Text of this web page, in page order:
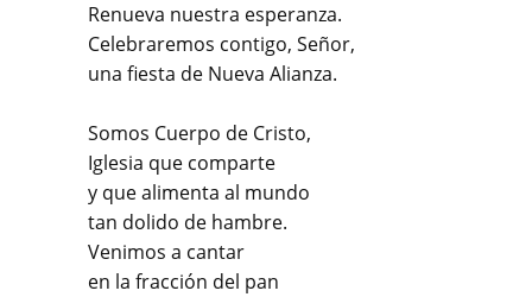
Renueva nuestra esperanza.
Celebraremos contigo, Señor,
una fiesta de Nueva Alianza.
Somos Cuerpo de Cristo,
Iglesia que comparte
y que alimenta al mundo
tan dolido de hambre.
Venimos a cantar
en la fracción del pan